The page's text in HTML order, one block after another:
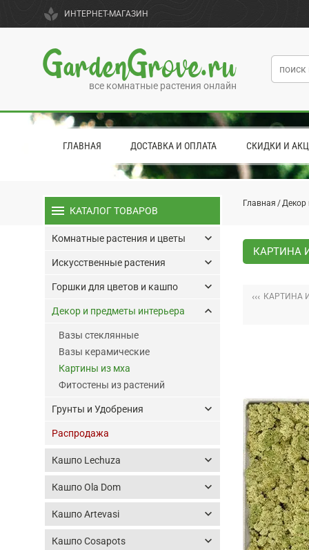
spa ИНТЕРНЕТ-МАГАЗИН
GardenGrove.ru
все комнатные растения онлайн
ГЛАВНАЯ ДОСТАВКА И ОПЛАТА СКИДКИ И
Главная Декор
КАРТИНА
‹‹‹ КАРТИНА
menu КАТАЛОГ ТОВАРОВ
Комнатные растения и цветы keyboard_arrow_down
Искусственные растения keyboard_arrow_down
Горшки для цветов и кашпо keyboard_arrow_down
Декор и предметы интерьера keyboard_arrow_up
Вазы стеклянные
Вазы керамические
Картины из мха
Фитостены из растений
Грунты и Удобрения keyboard_arrow_down
Распродажа
Кашпо Lechuza keyboard_arrow_down
Кашпо Ola Dom keyboard_arrow_down
Кашпо Artevasi keyboard_arrow_down
Кашпо Cosapots keyboard_arrow_down